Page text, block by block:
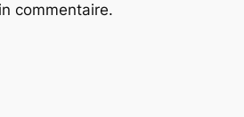
commentaire.